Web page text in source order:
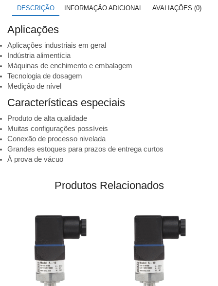
bar
código
quantidade
DESCRIÇÃO INFORMAÇÃO ADICIONAL AVALIAÇÕES (0)
Aplicações
Aplicações industriais em geral
Indústria alimentícia
Máquinas de enchimento e embalagem
Tecnologia de dosagem
Medição de nível
Características especiais
Produto de alta qualidade
Muitas configurações possíveis
Conexão de processo nivelada
Grandes estoques para prazos de entrega curtos
À prova de vácuo
Produtos Relacionados